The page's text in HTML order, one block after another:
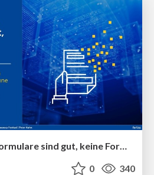
Nutzerfreundliche Formulare sind gut, keine Formulare sind besser!
0 340